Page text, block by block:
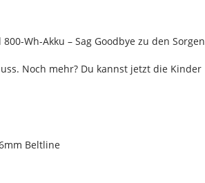
Wh-Akku – Sag Goodbye zu den Sorgen
Noch mehr? Du kannst jetzt die Kinder
Beltline